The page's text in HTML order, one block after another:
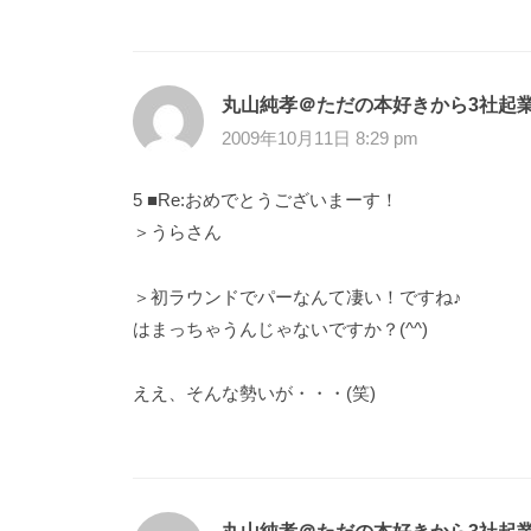
丸山純孝＠ただの本好きから3社起
2009年10月11日 8:29 pm
5 ■Re:おめでとうございまーす！
＞うらさん
＞初ラウンドでパーなんて凄い！ですね♪
はまっちゃうんじゃないですか？(^^)
ええ、そんな勢いが・・・(笑)